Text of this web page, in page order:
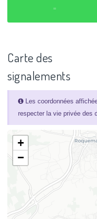
=
Carte des
signalements
Les coordonnées
respecter la vie privée des
+
−